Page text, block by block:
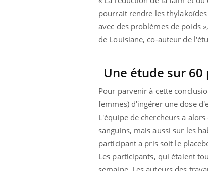
pourrait rendre les
avec des problèmes de poids
de Louisiane, co-auteur de
Une étude sur
Pour parvenir à cette
femmes) d'ingérer une dose
L'équipe de chercheurs a
sanguins, mais aussi sur les
participant a pris soit le
Les participants, qui étaient